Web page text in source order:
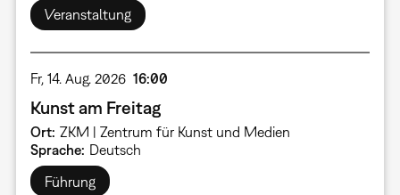
Veranstaltung
Fr, 14. Aug. 2026 16:00
Kunst am Freitag
Ort ZKM | Zentrum für Kunst und Medien
Sprache Deutsch
Führung